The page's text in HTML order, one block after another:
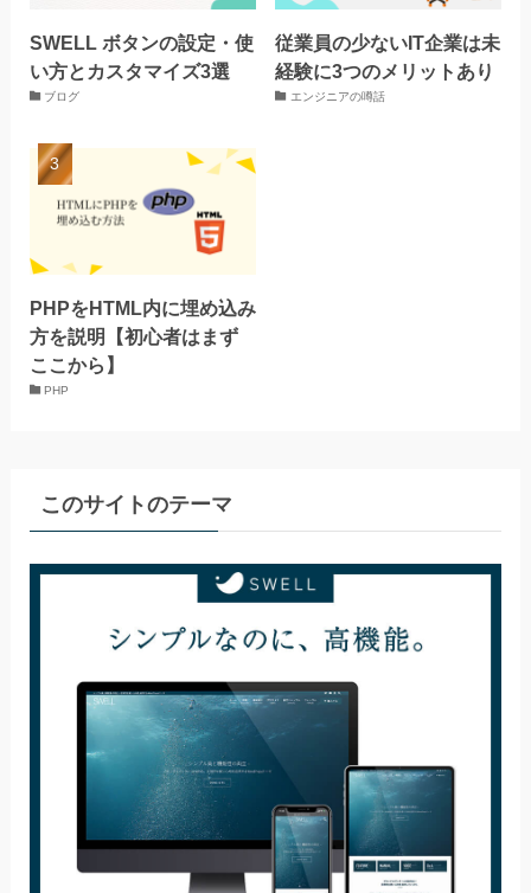
SWELL ボタンの設定・使
い方とカスタマイズ3選
ブログ
従業員の少ないIT企業は未
経験に3つのメリットあり
エンジニアの噂話
PHPをHTML内に埋め込み
方を説明【初心者はまず
ここから】
PHP
このサイトのテーマ